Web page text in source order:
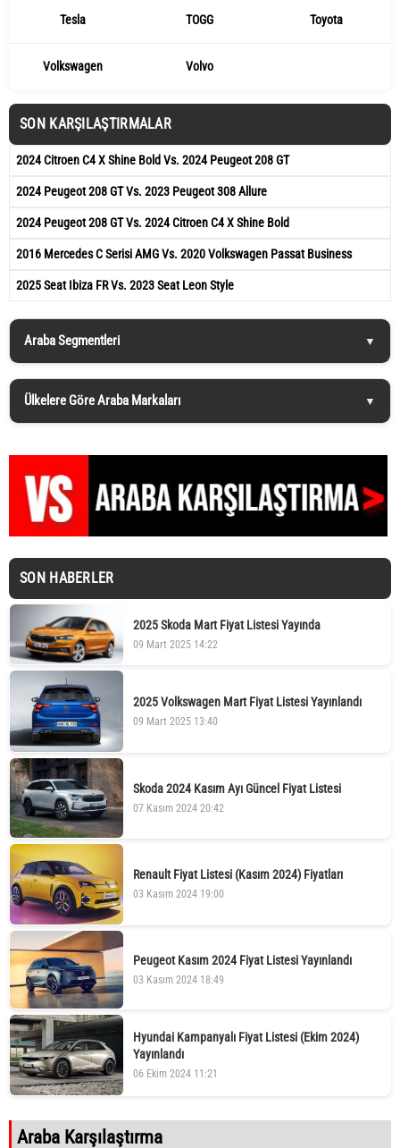
Tesla TOGG Toyota
Volkswagen Volvo
SON KARŞILAŞTIRMALAR
2024 Citroen C4 X Shine Bold Vs. 2024 Peugeot 208 GT
2024 Peugeot 208 GT Vs. 2023 Peugeot 308 Allure
2024 Peugeot 208 GT Vs. 2024 Citroen C4 X Shine Bold
2016 Mercedes C Serisi AMG Vs. 2020 Volkswagen Passat Business
2025 Seat Ibiza FR Vs. 2023 Seat Leon Style
Araba Segmentleri
Ülkelere Göre Araba Markaları
SON HABERLER
2025 Skoda Mart Fiyat Listesi Yayında
09 Mart 2025 14:22
2025 Volkswagen Mart Fiyat Listesi Yayınlandı
09 Mart 2025 13:40
Skoda 2024 Kasım Ayı Güncel Fiyat Listesi
07 Kasım 2024 20:42
Renault Fiyat Listesi (Kasım 2024) Fiyatları
03 Kasım 2024 19:00
Peugeot Kasım 2024 Fiyat Listesi Yayınlandı
03 Kasım 2024 18:49
Hyundai Kampanyalı Fiyat Listesi (Ekim 2024)
Yayınlandı
06 Ekim 2024 11:21
Araba Karşılaştırma